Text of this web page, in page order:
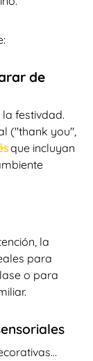
de
festivdad.
("thank you",
que incluyan
la
para
o para